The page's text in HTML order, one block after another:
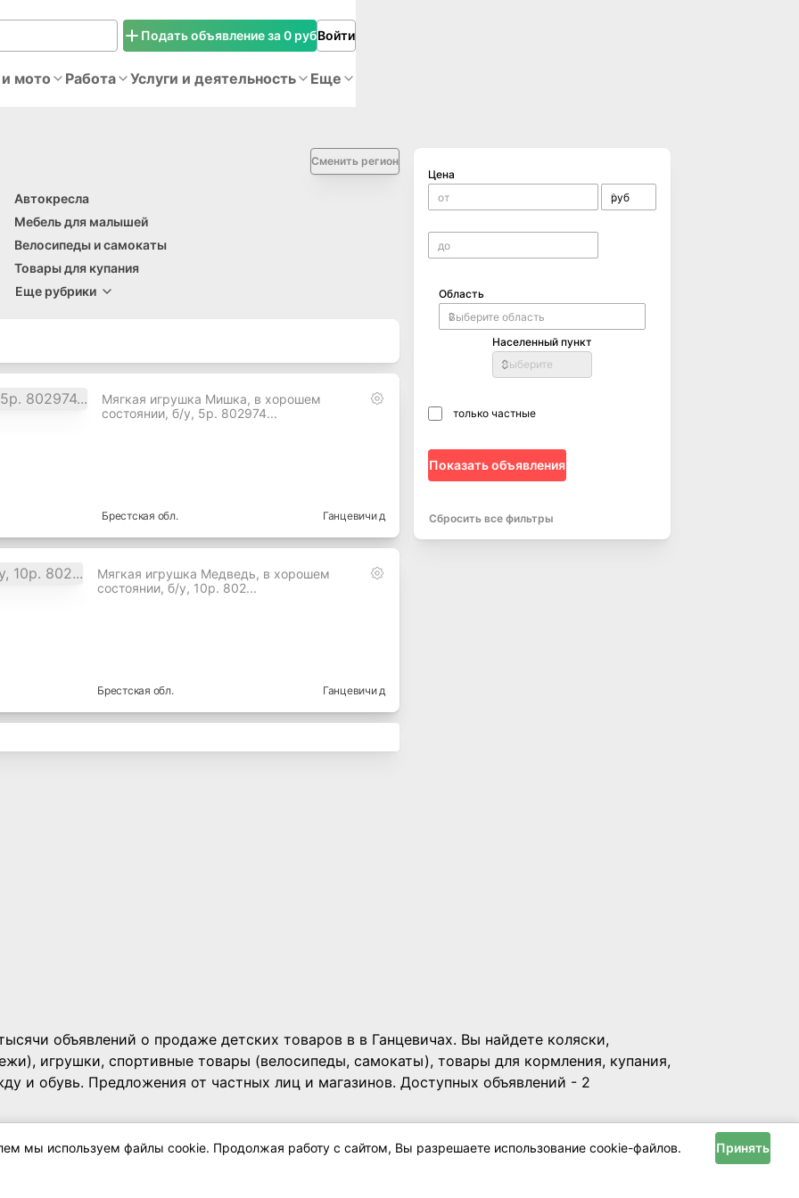
Подать объявление за 0 рубВойти
мото Работа Услуги и деятельность Еще
Сменить регион
Автокресла
Мебель для малышей
Велосипеды и самокаты
Товары для купания
Еще рубрики
Мягкая игрушка Мишка, в хорошем
состоянии, б/у, 5р. 802974...
Брестская обл. Ганцевичи д
Мягкая игрушка Медведь, в хорошем
состоянии, б/у, 10р. 802...
Брестская обл. Ганцевичи д
Цена
Область
Населенный пункт
Выберите
только частные
Показать объявления
Сбросить все фильтры
объявлений о продаже детских товаров в в Ганцевичах. Вы найдете коляски,
игрушки, спортивные товары (велосипеды, самокаты), товары для кормления, купания,
и обувь. Предложения от частных лиц и магазинов. Доступных объявлений - 2
мы используем файлы cookie. Продолжая работу с сайтом, Вы разрешаете использование cookie-файлов. Принять